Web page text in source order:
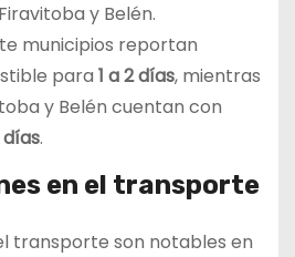
y Belén.
municipios reportan
para 1 a 2 días, mientras
y Belén cuentan con
días.
en el transporte
transporte son notables en